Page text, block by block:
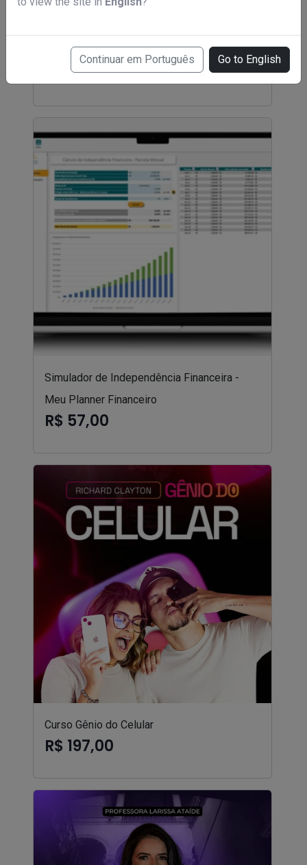
Continuar em Português Go to English
MCS - Mentoria Casal de Sucesso
R$ 497,00
Simulador de Independência Financeira -
Meu Planner Financeiro
R$ 57,00
Curso Gênio do Celular
R$ 197,00